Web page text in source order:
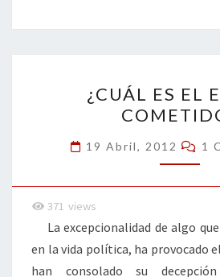
o
o
er dI
n
l
ES
EL
¿CUÁL ES EL
19 Abril, 2012 1
371 views
La excepcionalidad de algo
en la vida política, ha provocado
han consolado su